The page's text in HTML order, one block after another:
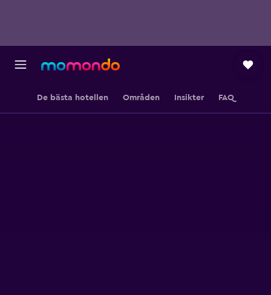
De bästa hotellen Områden Insikter FAQ